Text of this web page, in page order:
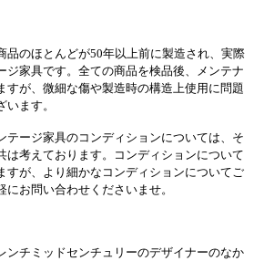
品のほとんどが50年以上前に製造され、実際
ジ家具です。全ての商品を検品後、メンテナ
すが、微細な傷や製造時の構造上使用に問題
ます。
テージ家具のコンディションについては、そ
は考えております。コンディションについて
すが、より細かなコンディションについてご
お問い合わせくださいませ。
ンチミッドセンチュリーのデザイナーのなか